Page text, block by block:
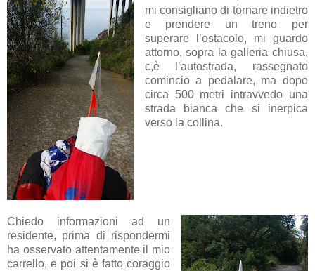
mi consigliano di tornare indietro
e prendere un treno per
superare l’ostacolo, mi guardo
attorno, sopra la galleria chiusa,
c,è l’autostrada, rassegnato
comincio a pedalare, ma dopo
circa 500 metri intravvedo una
strada bianca che si inerpica
verso la collina.
Chiedo informazioni ad un
residente, prima di rispondermi
ha osservato attentamente il mio
carrello, e poi si è fatto coraggio